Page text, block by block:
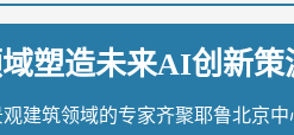
塑造未来AI创新策
建筑领域的专家齐聚耶鲁北京